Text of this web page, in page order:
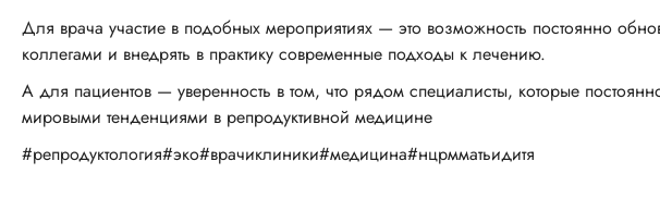
Для врача участие в подобных мероприятиях — это возможность постоянно
коллегами и внедрять в практику современные подходы к лечению.
А для пациентов — уверенность в том, что рядом специалисты, которые
мировыми тенденциями в репродуктивной медицине
#репродуктология#эко#врачиклиники#медицина#нцрмматьидитя